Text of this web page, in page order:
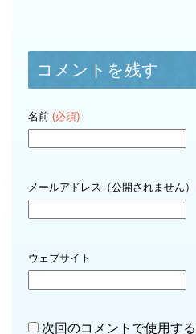
コメントを残す
名前 (必須)
メールアドレス（公開されません）
ウェブサイト
次回のコメントで使用す